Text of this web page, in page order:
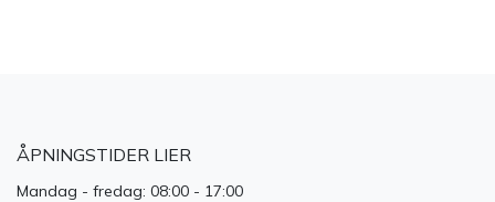
ÅPNINGSTIDER LIER
Mandag - fredag: 08:00 - 17:00